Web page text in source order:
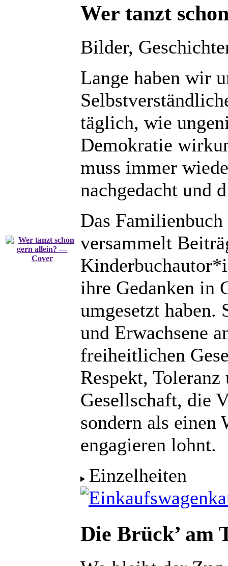
Wer tanzt
Bilder,
Lange haben wir
täglich, wie
Demokratie
muss immer
nachgedacht und
Das
versammelt
ihre Gedanken in
umgesetzt haben.
und Erwachsene
freiheitlichen
Respekt,
Gesellschaft, die
sondern als einen
engagieren lohnt.
Einzelheiten
Die Brück’ am